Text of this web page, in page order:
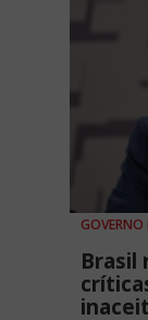
GOVERNO
Brasil